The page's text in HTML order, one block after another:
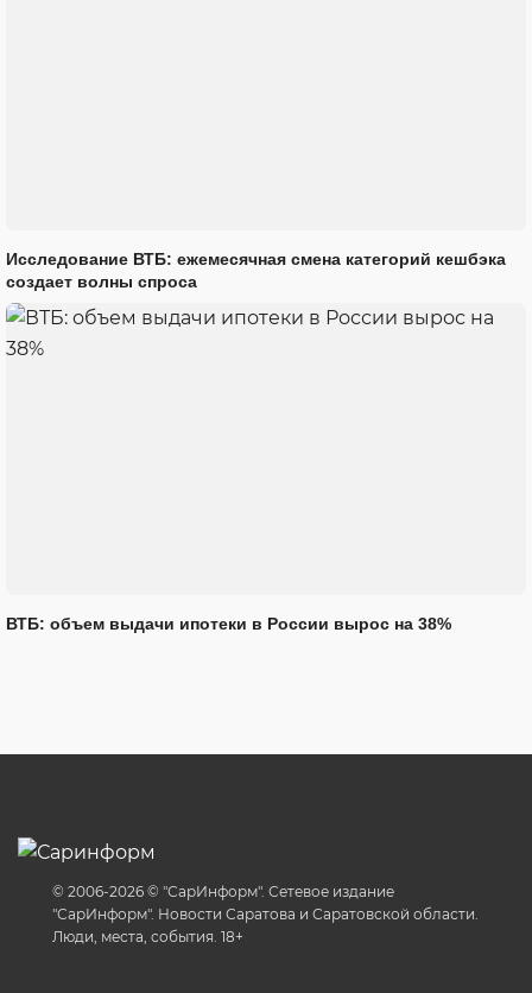
Исследование ВТБ: ежемесячная смена категорий кешбэка
создает волны спроса
ВТБ: объем выдачи ипотеки в России вырос на 38%
© 2006-2026 © "СарИнформ". Сетевое издание
"СарИнформ". Новости Саратова и Саратовской области.
Люди, места, события. 18+